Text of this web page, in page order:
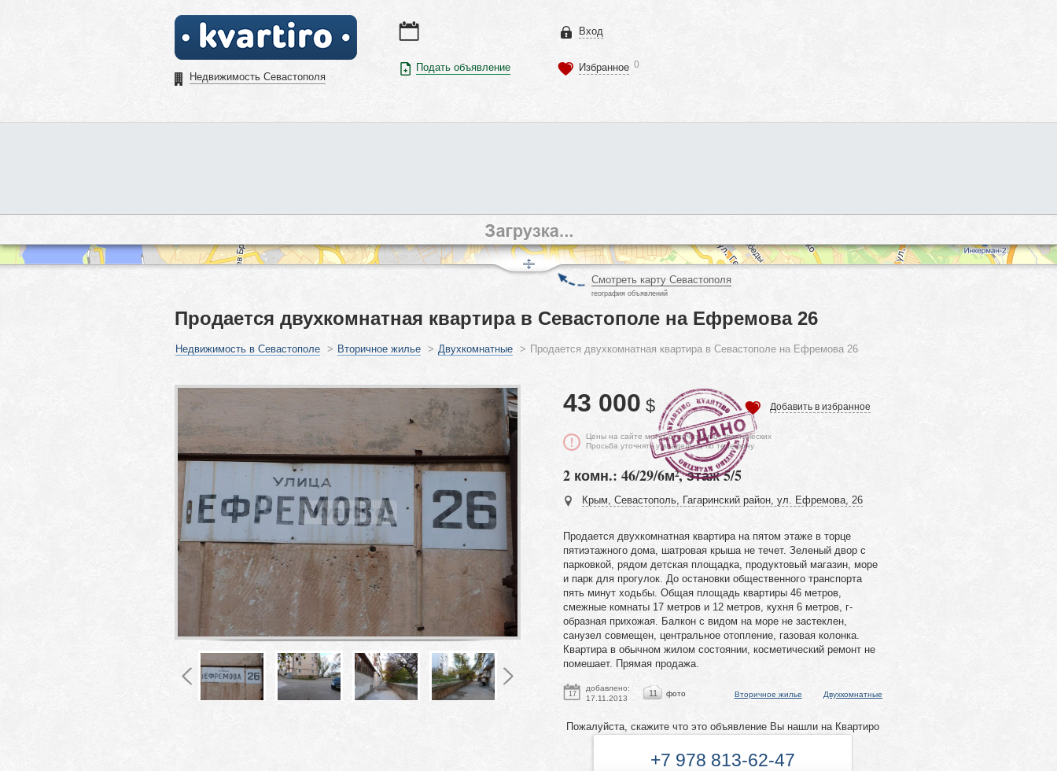
Недвижимость Севастополя
Подать объявление
Вход
Избранное 0
Смотреть карту Севастополя
география объявлений
Продается двухкомнатная квартира в Севастополе на Ефремова 26
Недвижимость в Севастополе > Вторичное жилье > Двухкомнатные > Продается двухкомнатная квартира в Севастополе на Ефремова 26
43 000 $ Добавить в избранное
Цены на сайте могут отличаться от фактических
Просьба уточнять у владельца по телефону
2 комн.: 46/29/6м², этаж 5/5
Крым, Севастополь, Гагаринский район, ул. Ефремова, 26
Продается двухкомнатная квартира на пятом этаже в торце
пятиэтажного дома, шатровая крыша не течет. Зеленый двор с
парковкой, рядом детская площадка, продуктовый магазин, море
и парк для прогулок. До остановки общественного транспорта
пять минут ходьбы. Общая площадь квартиры 46 метров,
смежные комнаты 17 метров и 12 метров, кухня 6 метров, г-
образная прихожая. Балкон с видом на море не застеклен,
санузел совмещен, центральное отопление, газовая колонка.
Квартира в обычном жилом состоянии, косметический ремонт не
помешает. Прямая продажа.
17
добавлено:
17.11.2013
11 фото Вторичное жилье Двухкомнатные
Пожалуйста, скажите что это объявление Вы нашли на Квартиро
+7 978 813-62-47